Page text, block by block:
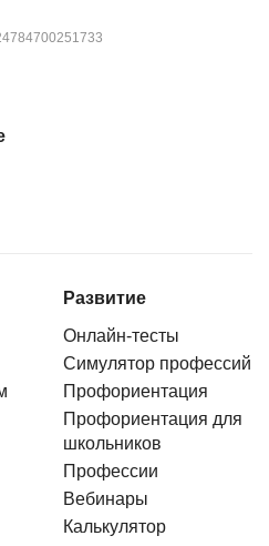
Развитие
Онлайн-тесты
Симулятор профессий
Профориентация
Профориентация для
школьников
Профессии
Вебинары
Калькулятор